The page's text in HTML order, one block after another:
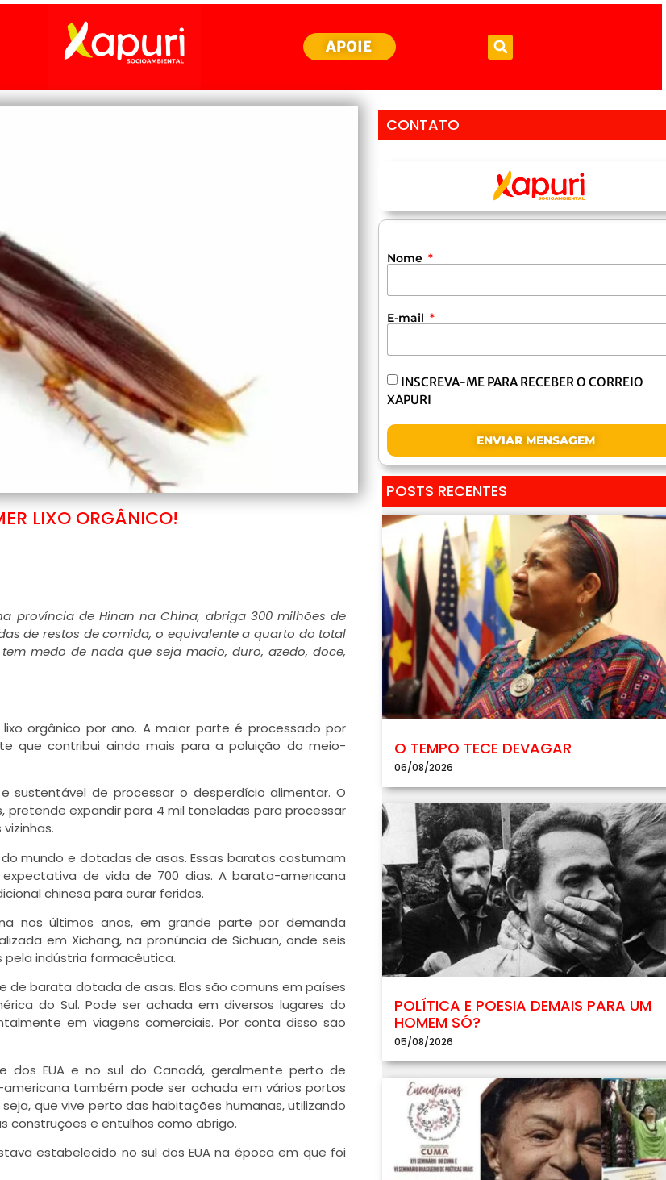
APOIE
LIXO ORGÂNICO!
província de Hinan na China, abriga 300 milhões de
de restos de comida, o equivalente a quarto do total
medo de nada que seja macio, duro, azedo, doce,
orgânico por ano. A maior parte é processado por
que contribui ainda mais para a poluição do meio-
de processar o desperdício alimentar. O
expandir para 4 mil toneladas para processar
mundo e dotadas de asas. Essas baratas costumam
de vida de 700 dias. A barata-americana
chinesa para curar feridas.
nos últimos anos, em grande parte por demanda
em Xichang, na pronúncia de Sichuan, onde seis
indústria farmacêutica.
de barata dotada de asas. Elas são comuns em países
do Sul. Pode ser achada em diversos lugares do
em viagens comerciais. Por conta disso são
dos EUA e no sul do Canadá, geralmente perto de
também pode ser achada em vários portos
que vive perto das habitações humanas, utilizando
construções e entulhos como abrigo.
estabelecido no sul dos EUA na época em que foi
CONTATO
Nome
E-mail
INSCREVA-ME PARA RECEBER O CORREIO
XAPURI
ENVIAR MENSAGEM
POSTS RECENTES
O TEMPO TECE DEVAGAR
06/08/2026
POLÍTICA E POESIA DEMAIS PARA UM
HOMEM SÓ?
05/08/2026